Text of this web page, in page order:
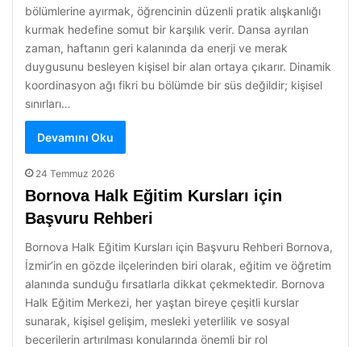
bölümlerine ayırmak, öğrencinin düzenli pratik alışkanlığı
kurmak hedefine somut bir karşılık verir. Dansa ayrılan
zaman, haftanın geri kalanında da enerji ve merak
duygusunu besleyen kişisel bir alan ortaya çıkarır. Dinamik
koordinasyon ağı fikri bu bölümde bir süs değildir; kişisel
sınırları…
Devamını Oku
24 Temmuz 2026
Bornova Halk Eğitim Kursları için
Başvuru Rehberi
Bornova Halk Eğitim Kursları için Başvuru Rehberi Bornova,
İzmir’in en gözde ilçelerinden biri olarak, eğitim ve öğretim
alanında sunduğu fırsatlarla dikkat çekmektedir. Bornova
Halk Eğitim Merkezi, her yaştan bireye çeşitli kurslar
sunarak, kişisel gelişim, mesleki yeterlilik ve sosyal
becerilerin artırılması konularında önemli bir rol